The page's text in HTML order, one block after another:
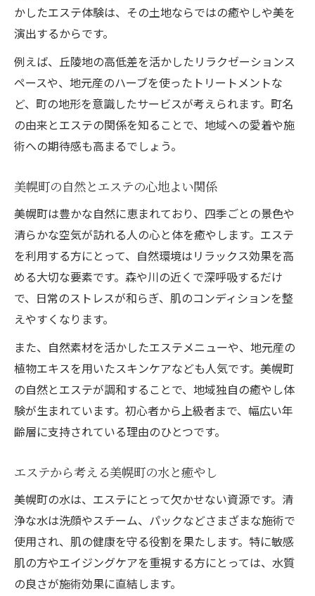
かしたエステ体験は、その土地ならではの癒やしや美を
演出するからです。
例えば、丘陵地の高低差を活かしたリラクゼーションス
ペースや、地元産のハーブを使ったトリートメントな
ど、町の地形を意識したサービスが考えられます。町名
の由来とエステの関係を知ることで、地域への愛着や施
術への期待感も高まるでしょう。
美幌町の自然とエステの心地よい関係
美幌町は豊かな自然に恵まれており、四季ごとの景色や
清らかな空気が訪れる人の心と体を癒やします。エステ
を利用する方にとって、自然環境はリラックス効果を高
める大切な要素です。森や川の近くで深呼吸するだけ
で、日常のストレスが和らぎ、肌のコンディションを整
えやすくなります。
また、自然素材を活かしたエステメニューや、地元産の
植物エキスを用いたスキンケアなども人気です。美幌町
の自然とエステが調和することで、地域独自の癒やし体
験が生まれています。初心者から上級者まで、幅広い年
齢層に支持されている理由のひとつです。
エステから考える美幌町の水と癒やし
美幌町の水は、エステにとって欠かせない資源です。清
浄な水は洗顔やスチーム、パックなどさまざまな施術で
使用され、肌の健康を守る役割を果たします。特に敏感
肌の方やエイジングケアを重視する方にとっては、水質
の良さが施術効果に直結します。